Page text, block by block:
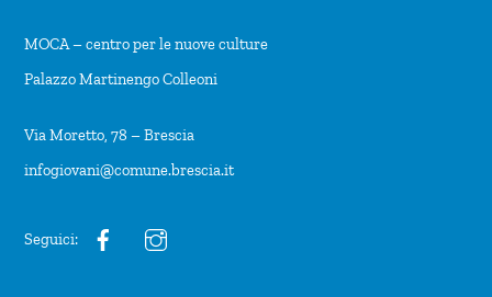
MOCA – centro per le nuove culture
Palazzo Martinengo Colleoni
Via Moretto, 78 – Brescia
infogiovani@comune.brescia.it
Seguici: